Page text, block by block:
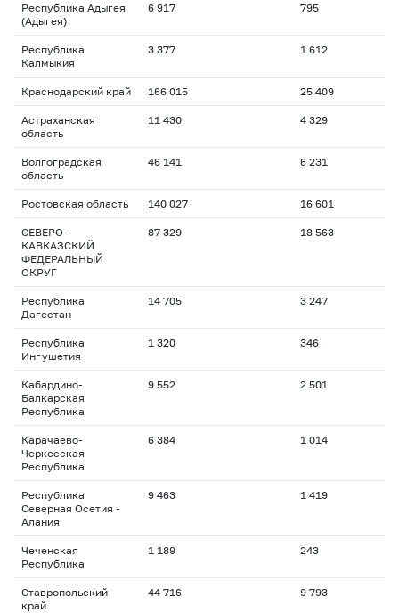
Республика Адыгея
(Адыгея)
6 917 795
Республика
Калмыкия
3 377 1 612
Краснодарский край 166 015 25 409
Астраханская
область
11 430 4 329
Волгоградская
область
46 141 6 231
Ростовская область 140 027 16 601
СЕВЕРО-
КАВКАЗСКИЙ
ФЕДЕРАЛЬНЫЙ
ОКРУГ
87 329 18 563
Республика
Дагестан
14 705 3 247
Республика
Ингушетия
1 320 346
Кабардино-
Балкарская
Республика
9 552 2 501
Карачаево-
Черкесская
Республика
6 384 1 014
Республика
Северная Осетия -
Алания
9 463 1 419
Чеченская
Республика
1 189 243
Ставропольский
край
44 716 9 793